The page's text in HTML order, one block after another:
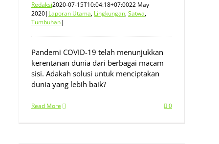
Redaksi2020-07-15T10:04:18+07:0022 May
2020| Laporan Utama, Lingkungan,Satwa,
Tumbuhan|
Pandemi COVID-19 telah menunjukkan
kerentanan dunia dari berbagai macam
sisi. Adakah solusi untuk menciptakan
dunia yang lebih baik?
Read More 0